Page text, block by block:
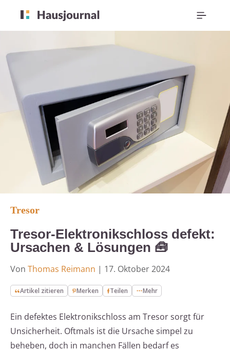
Tresor
Tresor-Elektronikschloss defekt:
Ursachen & Lösungen 🧰
Von Thomas Reimann | 17. Oktober 2024
Artikel zitieren Merken Teilen Mehr
Ein defektes Elektronikschloss am Tresor sorgt für
Unsicherheit. Oftmals ist die Ursache simpel zu
beheben, doch in manchen Fällen bedarf es